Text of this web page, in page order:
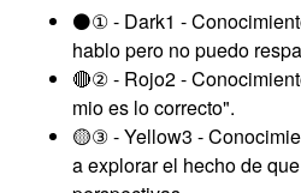
⚫① - Dark1 -
hablo pero no puedo
🔴② - Rojo2 -
mio es lo correcto".
🟡③ - Yellow3 -
a explorar el hecho de